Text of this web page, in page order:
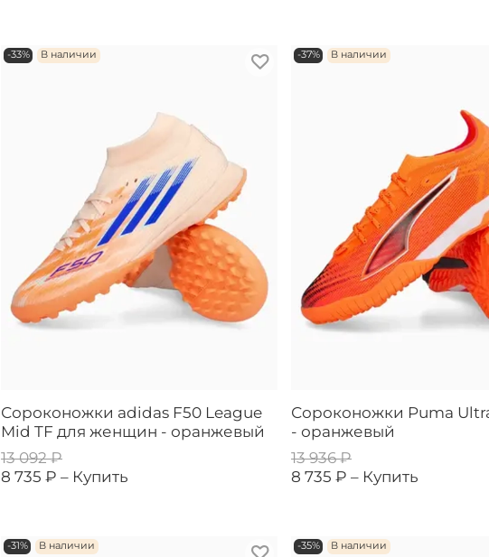
-33% В наличии
Сороконожки adidas F50 League
Mid TF для женщин - оранжевый
13 092 ₽
8 735 ₽ – Купить
-37% В наличии
Сороконожки Puma
- оранжевый
13 936 ₽
8 735 ₽ – Купить
-31% В наличии -35% В наличии